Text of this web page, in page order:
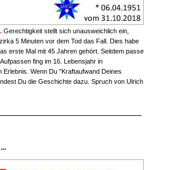
Gerechtigkeit stellt sich unausweichlich ein,
5 Minuten vor dem Tod das Fall. Dies habe
erste Mal mit 45 Jahren gehört. Seitdem passe
fing im 16. Lebensjahr in
Wenn Du "Kraftaufwand Deines
Du die Geschichte dazu. Spruch von Ulrich